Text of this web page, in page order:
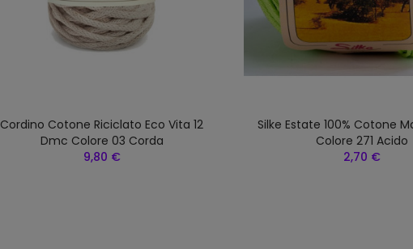
Cordino Cotone Riciclato Eco Vita 12
Dmc Colore 03 Corda
9,80 €
Silke Estate 100% Cotone
Colore 271 Acido
2,70 €